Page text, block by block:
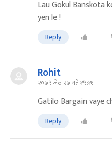
Lau Gokul Banskota
yen le !
Reply
Rohit
२०७५ जेठ २७ गते १५:११
Gatilo Bargain vaye
Reply